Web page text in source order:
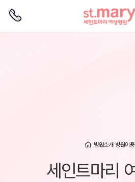
병원소개 병원이
세인트마리